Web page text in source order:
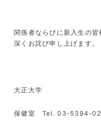
関係者ならびに新入生の皆
深くお詫び申し上げます。
大正大学
保健室 Tel. 03-5394-